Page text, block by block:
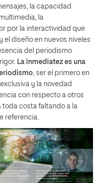
la capacidad
la
por la interactividad que
diseño en nuevos niveles
del periodismo
La inmediatez es una
, ser el primero en
y la novedad
con respecto a otros
toda costa faltando a la
referencia.